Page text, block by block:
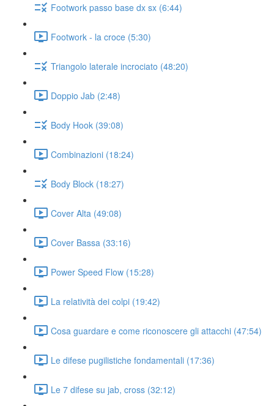
Footwork passo base dx sx (6:44)
Footwork - la croce (5:30)
Triangolo laterale incrociato (48:20)
Doppio Jab (2:48)
Body Hook (39:08)
Combinazioni (18:24)
Body Block (18:27)
Cover Alta (49:08)
Cover Bassa (33:16)
Power Speed Flow (15:28)
La relatività dei colpi (19:42)
Cosa guardare e come riconoscere gli attacchi (47:54)
Le difese pugilistiche fondamentali (17:36)
Le 7 difese su jab, cross (32:12)